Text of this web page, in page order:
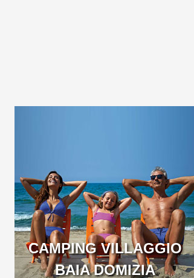
CAMPING VILLAGGIO
BAIA DOMIZIA
VENETO